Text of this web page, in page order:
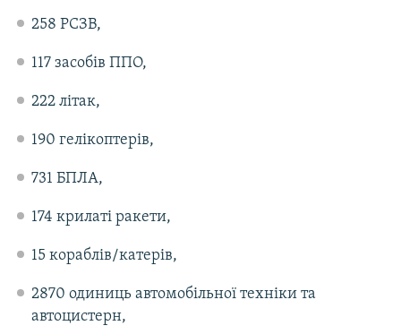
258 РСЗВ,
117 засобів ППО,
222 літак,
190 гелікоптерів,
731 БПЛА,
174 крилаті ракети,
15 кораблів/катерів,
2870 одиниць автомобільної техніки та
автоцистерн,